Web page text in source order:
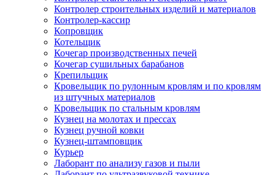
Контролер строительных изделий и материалов
Контролер-кассир
Копровщик
Котельщик
Кочегар производственных печей
Кочегар сушильных барабанов
Крепильщик
Кровельщик по рулонным кровлям и по кровлям
из штучных материалов
Кровельщик по стальным кровлям
Кузнец на молотах и прессах
Кузнец ручной ковки
Кузнец-штамповщик
Курьер
Лаборант по анализу газов и пыли